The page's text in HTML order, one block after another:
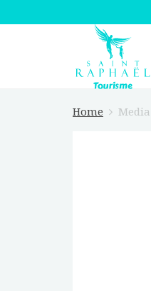
Home Media